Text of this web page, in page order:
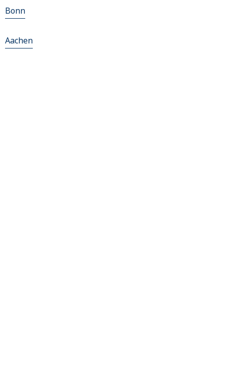
Bonn
Aachen